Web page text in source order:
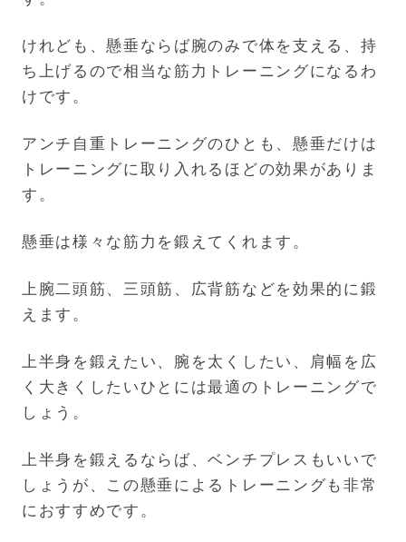
けれども、懸垂ならば腕のみで体を支える、持
ち上げるので相当な筋力トレーニングになるわ
けです。
アンチ自重トレーニングのひとも、懸垂だけは
トレーニングに取り入れるほどの効果がありま
す。
懸垂は様々な筋力を鍛えてくれます。
上腕二頭筋、三頭筋、広背筋などを効果的に鍛
えます。
上半身を鍛えたい、腕を太くしたい、肩幅を広
く大きくしたいひとには最適のトレーニングで
しょう。
上半身を鍛えるならば、ベンチプレスもいいで
しょうが、この懸垂によるトレーニングも非常
におすすめです。